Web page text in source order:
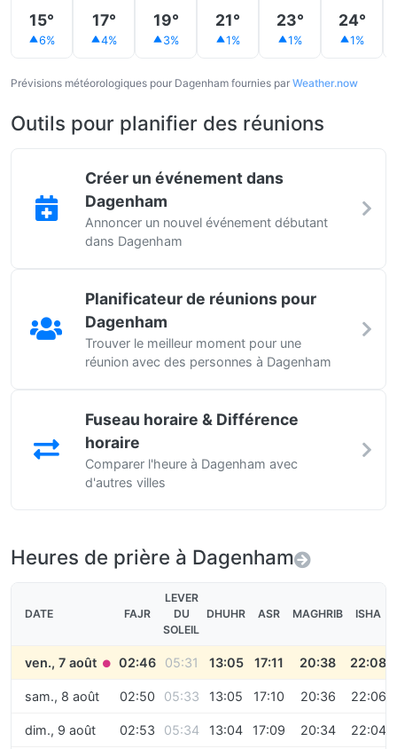
15°
6%
17°
4%
19°
3%
21°
1%
23°
1%
24°
1%
Prévisions météorologiques pour Dagenham fournies par Weather.now
Outils pour planifier des réunions
Créer un événement dans
Dagenham
Annoncer un nouvel événement débutant
dans Dagenham
Planificateur de réunions pour
Dagenham
Trouver le meilleur moment pour une
réunion avec des personnes à Dagenham
Fuseau horaire & Différence
horaire
Comparer l'heure à Dagenham avec
d'autres villes
Heures de prière à Dagenham
DATE FAJR
LEVER
DU
SOLEIL
DHUHR ASR MAGHRIB ISHA
ven., 7 août ● 02:46 05:31 13:05 17:11 20:38 22:08
sam., 8 août 02:50 05:33 13:05 17:10 20:36 22:06
dim., 9 août 02:53 05:34 13:04 17:09 20:34 22:04